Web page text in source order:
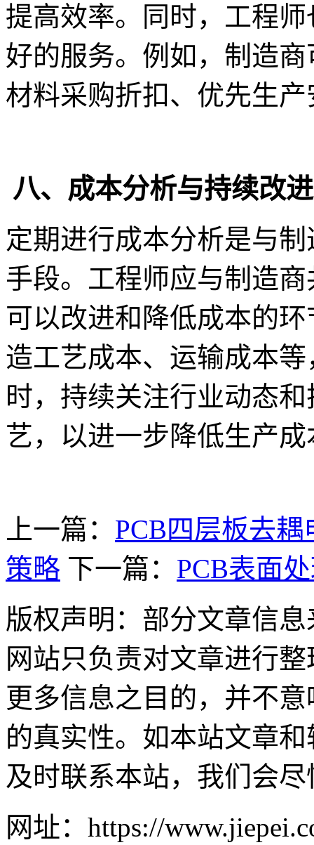
提高效率。同时，工程
好的服务。例如，制造
材料采购折扣、优先生
八、成本分析与持续改进
定期进行成本分析是与
手段。工程师应与制造
可以改进和降低成本的
造工艺成本、运输成本
时，持续关注行业动态
艺，以进一步降低生产成
上一篇： PCB四层板去
策略 下一篇： PCB表面
版权声明：部分文章信
网站只负责对文章进行
更多信息之目的，并不
的真实性。如本站文章
及时联系本站，我们会
网址：https://